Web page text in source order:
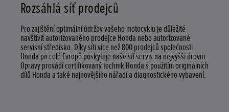
Rozsáhlá síť prodejců
Pro zajištění optimální údržby vašeho motocyklu je důležité
navštívit autorizovaného prodejce Honda nebo autorizované
servisní středisko. Díky síti více než 800 prodejců společnosti
Honda po celé Evropě poskytuje naše síť servis na nejvyšší úrovni.
Opravy provádí certifikovaný technik Honda s použitím originálních
dílů Honda a také nejnovějšího nářadí a diagnostického vybavení.